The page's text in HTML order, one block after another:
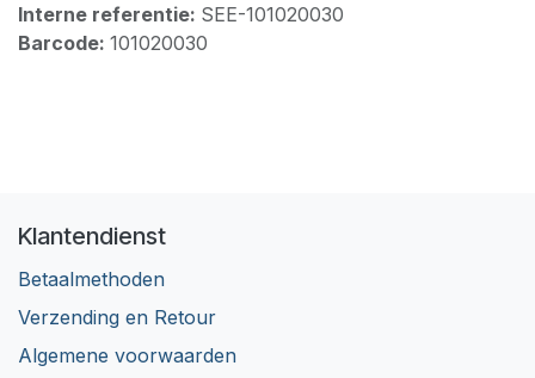
Interne referentie: SEE-101020030
Barcode: 101020030
Klantendienst
Betaalmethoden
Verzending en Retour
Algemene voorwaarden